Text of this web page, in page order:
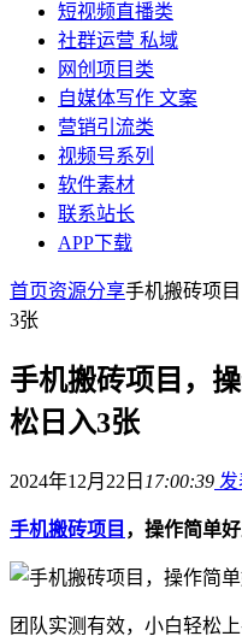
短视频直播类
社群运营 私域
网创项目类
自媒体写作 文案
营销引流类
视频号系列
软件素材
联系站长
APP下载
首页资源分享手机搬砖项
3张
手机搬砖项目，
松日入3张
2024年12月22日 17:00:39
手机搬砖项目 ，操作简单
团队实测有效，小白轻松